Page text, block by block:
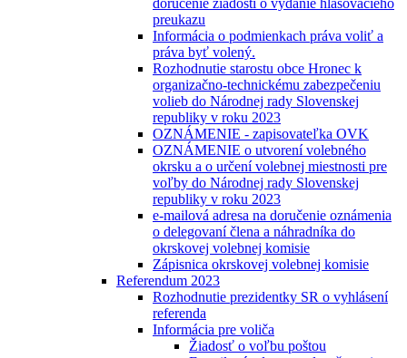
doručenie žiadosti o vydanie hlasovacieho
preukazu
Informácia o podmienkach práva voliť a
práva byť volený.
Rozhodnutie starostu obce Hronec k
organizačno-technickému zabezpečeniu
volieb do Národnej rady Slovenskej
republiky v roku 2023
OZNÁMENIE - zapisovateľka OVK
OZNÁMENIE o utvorení volebného
okrsku a o určení volebnej miestnosti pre
voľby do Národnej rady Slovenskej
republiky v roku 2023
e-mailová adresa na doručenie oznámenia
o delegovaní člena a náhradníka do
okrskovej volebnej komisie
Zápisnica okrskovej volebnej komisie
Referendum 2023
Rozhodnutie prezidentky SR o vyhlásení
referenda
Informácia pre voliča
Žiadosť o voľbu poštou